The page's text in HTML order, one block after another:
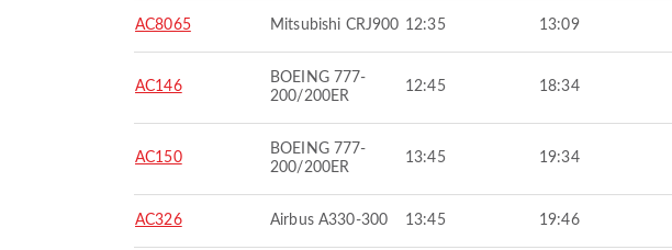
AC8065 Mitsubishi CRJ900 12:35 13:09
AC146
BOEING 777-
200/200ER
12:45 18:34
AC150
BOEING 777-
200/200ER
13:45 19:34
AC326 Airbus A330-300 13:45 19:46